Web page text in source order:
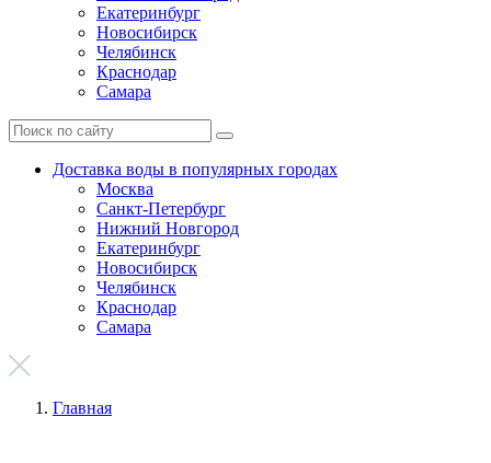
Екатеринбург
Новосибирск
Челябинск
Краснодар
Самара
Доставка воды в популярных городах
Москва
Санкт-Петербург
Нижний Новгород
Екатеринбург
Новосибирск
Челябинск
Краснодар
Самара
Главная